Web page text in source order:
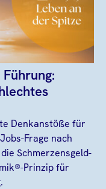
Denkanstöße für
Frage nach
Schmerzensgeld-
Prinzip für